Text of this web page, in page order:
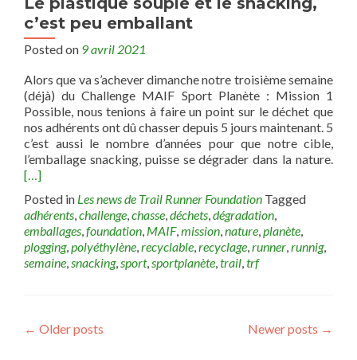
c’est peu emballant
Posted on 9 avril 2021
Alors que va s’achever dimanche notre troisième semaine
(déjà) du Challenge MAIF Sport Planète : Mission 1
Possible, nous tenions à faire un point sur le déchet que
nos adhérents ont dû chasser depuis 5 jours maintenant. 5
c’est aussi le nombre d’années pour que notre cible,
l’emballage snacking, puisse se dégrader dans la nature.
[…]
Posted in Les news de Trail Runner Foundation Tagged
adhérents,challenge,chasse,déchets,dégradation,
emballages,foundation, MAIF,mission,nature,planète,
plogging,polyéthylène,recyclable,recyclage,runner,runnig,
semaine,snacking,sport,sportplanète,trail,trf
Posts
← Older posts Newer posts →